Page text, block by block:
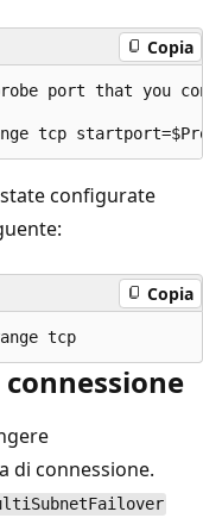
Copia
port that you
configurate
Copia
di connessione.